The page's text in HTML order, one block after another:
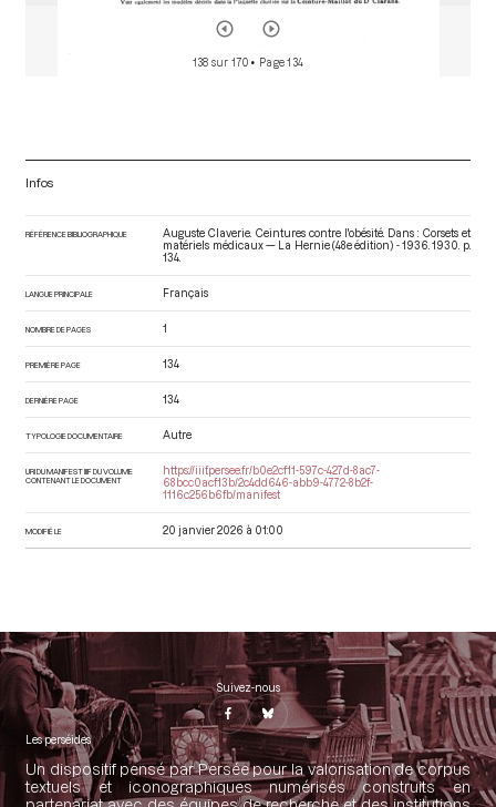
138 sur 170 • Page 134
Infos
RÉFÉRENCE BIBLIOGRAPHIQUE
Auguste Claverie. Ceintures contre l'obésité. Dans : Corsets et
matériels médicaux — La Hernie (48e édition) - 1936 . 1930. p.
134.
LANGUE PRINCIPALE Français
NOMBRE DE PAGES 1
PREMIÈRE PAGE 134
DERNIÈRE PAGE 134
TYPOLOGIE DOCUMENTAIRE Autre
URI DU MANIFEST IIIF DU VOLUME
CONTENANT LE DOCUMENT
https://iiif.persee.fr/b0e2cf11-597c-427d-8ac7-
68bcc0acf13b/2c4dd646-abb9-4772-8b2f-
1116c256b6fb/manifest
MODIFIÉ LE 20 janvier 2026 à 01:00
Suivez-nous
Les perséides
Un dispositif pensé par Persée pour la valorisation de corpus
textuels et iconographiques numérisés construits en